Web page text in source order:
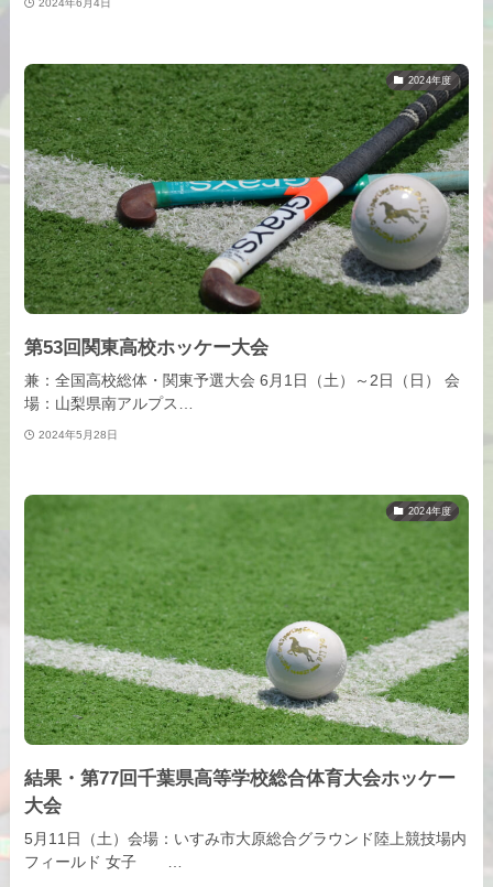
2024年6月4日
2024年度
第53回関東高校ホッケー大会
兼：全国高校総体・関東予選大会 6月1日（土）～2日（日） 会
場：山梨県南アルプス…
2024年5月28日
2024年度
結果・第77回千葉県高等学校総合体育大会ホッケー
大会
5月11日（土）会場：いすみ市大原総合グラウンド陸上競技場内
フィールド 女子 …